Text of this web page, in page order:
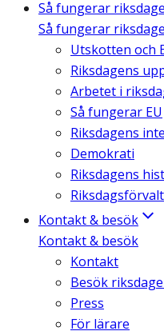
Så fungerar
Så fungerar
Utskotten och
Riksdagens
Arbetet i
Så fungerar EU
Riksdagens
Demokrati
Riksdagens
Kontakt & besök
Kontakt & besök
Kontakt
Besök
Press
För lärare